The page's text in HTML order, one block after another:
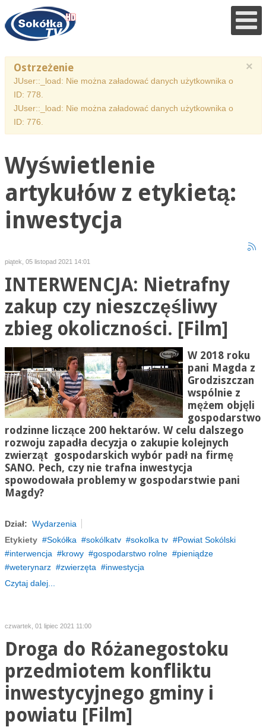
×
Ostrzeżenie
JUser::_load: Nie można załadować danych użytkownika o
ID: 778.
JUser::_load: Nie można załadować danych użytkownika o
ID: 776.
Wyświetlenie
artykułów z etykietą:
inwestycja
piątek, 05 listopad 2021 14:01
INTERWENCJA: Nietrafny
zakup czy nieszczęśliwy
zbieg okoliczności. [Film]
W 2018 roku
pani Magda z
Grodziszczan
wspólnie z
mężem objęli
gospodarstwo
rodzinne liczące 200 hektarów. W celu dalszego
rozwoju zapadła decyzja o zakupie kolejnych
zwierząt gospodarskich wybór padł na firmę
SANO. Pech, czy nie trafna inwestycja
spowodowała problemy w gospodarstwie pani
Magdy?
Dział: Wydarzenia
Etykiety
Sokółka sokólkatv sokolka tv
Powiat Sokólski
interwencja
krowy gospodarstwo rolne
pieniądze
weterynarz
zwierzęta
inwestycja
Czytaj dalej...
czwartek, 01 lipiec 2021 11:00
Droga do Różanegostoku
przedmiotem konfliktu
inwestycyjnego gminy i
powiatu [Film]